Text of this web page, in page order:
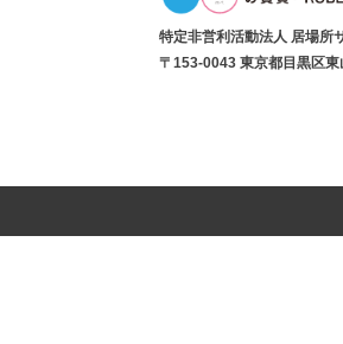
特定非営利活動法人 居場所
〒153-0043 東京都目黒区